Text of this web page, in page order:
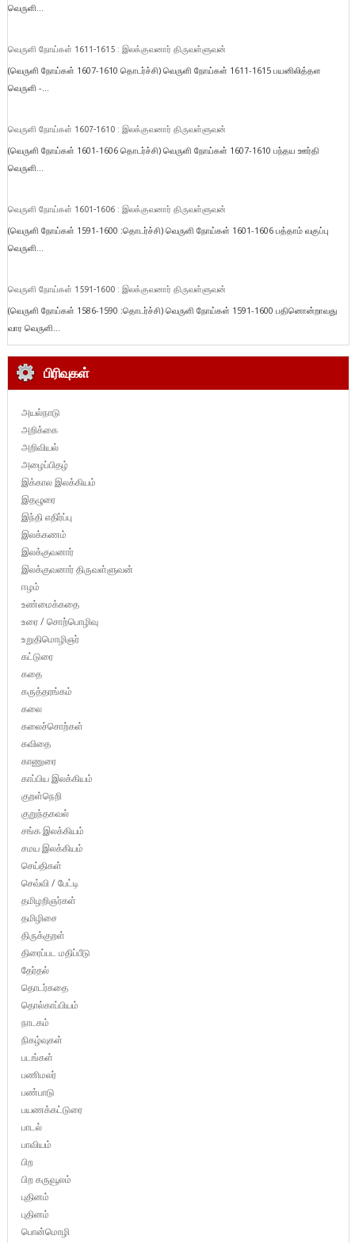
வெருளி...
வெருளி நோய்கள் 1611-1615 : இலக்குவனார் திருவள்ளுவன்
(வெருளி நோய்கள் 1607-1610 தொடர்ச்சி) வெருளி நோய்கள் 1611-1615 பயனிலித்தள
வெருளி -...
வெருளி நோய்கள் 1607-1610 : இலக்குவனார் திருவள்ளுவன்
(வெருளி நோய்கள் 1601-1606 தொடர்ச்சி) வெருளி நோய்கள் 1607-1610 பந்தய ஊர்தி
வெருளி...
வெருளி நோய்கள் 1601-1606 : இலக்குவனார் திருவள்ளுவன்
(வெருளி நோய்கள் 1591-1600 :தொடர்ச்சி) வெருளி நோய்கள் 1601-1606 பத்தாம் வகுப்பு
வெருளி...
வெருளி நோய்கள் 1591-1600 : இலக்குவனார் திருவள்ளுவன்
(வெருளி நோய்கள் 1586-1590 :தொடர்ச்சி) வெருளி நோய்கள் 1591-1600 பதினொன்றாவது
வார வெருளி...
பிரிவுகள்
அயல்நாடு
அறிக்கை
அறிவியல்
அழைப்பிதழ்
இக்கால இலக்கியம்
இதழுரை
இந்தி எதிர்ப்பு
இலக்கணம்
இலக்குவனார்
இலக்குவனார் திருவள்ளுவன்
ஈழம்
உண்மைக்கதை
உரை / சொற்பொழிவு
உறுதிமொழிஞர்
கட்டுரை
கதை
கருத்தரங்கம்
கலை
கலைச்சொற்கள்
கவிதை
காணுரை
காப்பிய இலக்கியம்
குறள்நெறி
குறுந்தகவல்
சங்க இலக்கியம்
சமய இலக்கியம்
செய்திகள்
செவ்வி / பேட்டி
தமிழறிஞர்கள்
தமிழிசை
திருக்குறள்
திரைப்பட மதிப்பீடு
தேர்தல்
தொடர்கதை
தொல்காப்பியம்
நாடகம்
நிகழ்வுகள்
படங்கள்
பணிமலர்
பண்பாடு
பயணக்கட்டுரை
பாடல்
பாவியம்
பிற
பிற கருவூலம்
புதினம்
புதினம்
பொன்மொழி